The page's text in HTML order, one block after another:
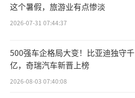
这个暑假，旅游业有点惨淡
2026-07-31 07:44:37
500强车企格局大变！比亚迪独守千
亿，奇瑞汽车新晋上榜
2026-08-03 07:40:08